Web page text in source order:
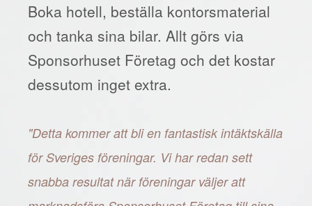
Boka hotell, beställa kontorsmaterial
och tanka sina bilar. Allt görs via
Sponsorhuset Företag och det kostar
dessutom inget extra.
"Detta kommer att bli en fantastisk intäktskälla
för Sveriges föreningar. Vi har redan sett
snabba resultat när föreningar väljer att